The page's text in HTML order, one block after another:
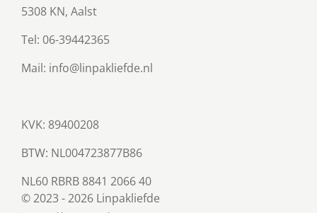
5308 KN, Aalst
Tel: 06-39442365
Mail: info@linpakliefde.nl
KVK: 89400208
BTW: NL004723877B86
NL60 RBRB 8841 2066 40
© 2023 - 2026 Linpakliefde